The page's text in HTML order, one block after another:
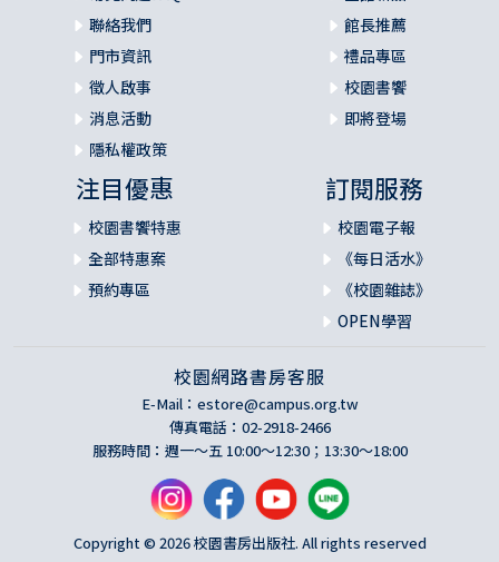
聯絡我們
門市資訊
徵人啟事
消息活動
隱私權政策
館長推薦
禮品專區
校園書饗
即將登場
注目優惠
校園書饗特惠
全部特惠案
預約專區
訂閱服務
校園電子報
《每日活水》
《校園雜誌》
OPEN學習
校園網路書房客服
E-Mail： estore@campus.org.tw
傳真電話：02-2918-2466
服務時間：週一～五 10:00～12:30；13:30～18:00
Copyright © 2026 校園書房出版社. All rights reserved